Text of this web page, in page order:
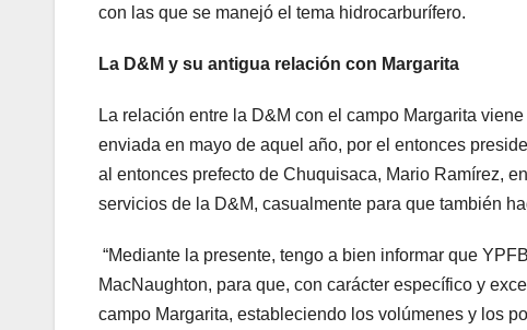
con las que se manejó el tema hidrocarburífero.
La D&M y su antigua relación con Margarita
La relación entre la D&M con el campo Margarita
enviada en mayo de aquel año, por el entonces
al entonces prefecto de Chuquisaca, Mario Ramírez,
servicios de la D&M, casualmente para que también
“Mediante la presente, tengo a bien informar que
MacNaughton, para que, con carácter específico y
campo Margarita, estableciendo los volúmenes y los